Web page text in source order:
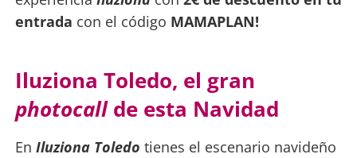
entrada con el código MAMAPLAN!
Iluziona Toledo, el gran
photocallde esta Navidad
En Iluziona Toledo tienes el escenario navideño